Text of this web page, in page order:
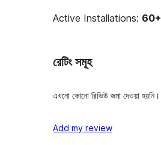
Active Installations: 60+
রেটিং সমূহ
এখনো কোনো রিভিউ জমা দেওয়া হয়নি।
Add my review